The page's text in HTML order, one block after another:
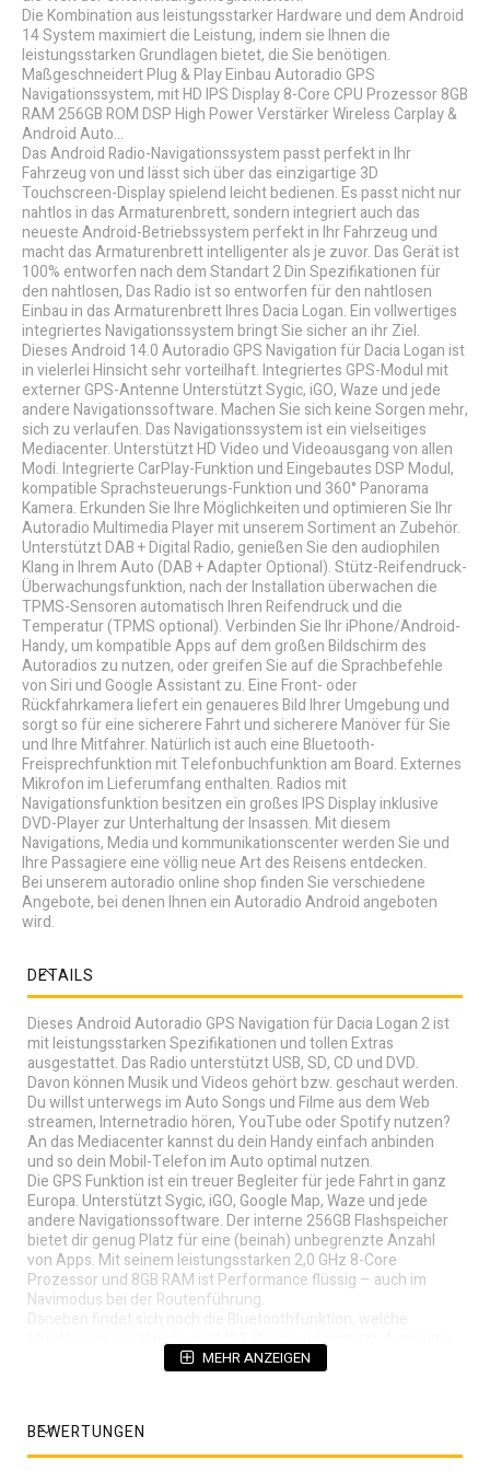
Die Kombination aus leistungsstarker Hardware und dem Android
14 System maximiert die Leistung, indem sie Ihnen die
leistungsstarken Grundlagen bietet, die Sie benötigen.
Maßgeschneidert Plug & Play Einbau Autoradio GPS
Navigationssystem, mit HD IPS Display 8-Core CPU Prozessor 8GB
RAM 256GB ROM DSP High Power Verstärker Wireless Carplay &
Android Auto...
Das Android Radio-Navigationssystem passt perfekt in Ihr
Fahrzeug von und lässt sich über das einzigartige 3D
Touchscreen-Display spielend leicht bedienen. Es passt nicht nur
nahtlos in das Armaturenbrett, sondern integriert auch das
neueste Android-Betriebssystem perfekt in Ihr Fahrzeug und
macht das Armaturenbrett intelligenter als je zuvor. Das Gerät ist
100% entworfen nach dem Standart 2 Din Spezifikationen für
den nahtlosen, Das Radio ist so entworfen für den nahtlosen
Einbau in das Armaturenbrett Ihres Dacia Logan. Ein vollwertiges
integriertes Navigationssystem bringt Sie sicher an ihr Ziel.
Dieses Android 14.0 Autoradio GPS Navigation für Dacia Logan ist
in vielerlei Hinsicht sehr vorteilhaft. Integriertes GPS-Modul mit
externer GPS-Antenne Unterstützt Sygic, iGO, Waze und jede
andere Navigationssoftware. Machen Sie sich keine Sorgen mehr,
sich zu verlaufen. Das Navigationssystem ist ein vielseitiges
Mediacenter. Unterstützt HD Video und Videoausgang von allen
Modi. Integrierte CarPlay-Funktion und Eingebautes DSP Modul,
kompatible Sprachsteuerungs-Funktion und 360° Panorama
Kamera. Erkunden Sie Ihre Möglichkeiten und optimieren Sie Ihr
Autoradio Multimedia Player mit unserem Sortiment an Zubehör.
Unterstützt DAB + Digital Radio, genießen Sie den audiophilen
Klang in Ihrem Auto (DAB + Adapter Optional). Stütz-Reifendruck-
Überwachungsfunktion, nach der Installation überwachen die
TPMS-Sensoren automatisch Ihren Reifendruck und die
Temperatur (TPMS optional). Verbinden Sie Ihr iPhone/Android-
Handy, um kompatible Apps auf dem großen Bildschirm des
Autoradios zu nutzen, oder greifen Sie auf die Sprachbefehle
von Siri und Google Assistant zu. Eine Front- oder
Rückfahrkamera liefert ein genaueres Bild Ihrer Umgebung und
sorgt so für eine sicherere Fahrt und sicherere Manöver für Sie
und Ihre Mitfahrer. Natürlich ist auch eine Bluetooth-
Freisprechfunktion mit Telefonbuchfunktion am Board. Externes
Mikrofon im Lieferumfang enthalten. Radios mit
Navigationsfunktion besitzen ein großes IPS Display inklusive
DVD-Player zur Unterhaltung der Insassen. Mit diesem
Navigations, Media und kommunikationscenter werden Sie und
Ihre Passagiere eine völlig neue Art des Reisens entdecken.
Bei unserem autoradio online shop finden Sie verschiedene
Angebote, bei denen Ihnen ein Autoradio Android angeboten
wird.
DETAILS
Dieses Android Autoradio GPS Navigation für Dacia Logan 2 ist
mit leistungsstarken Spezifikationen und tollen Extras
ausgestattet. Das Radio unterstützt USB, SD, CD und DVD.
Davon können Musik und Videos gehört bzw. geschaut werden.
Du willst unterwegs im Auto Songs und Filme aus dem Web
streamen, Internetradio hören, YouTube oder Spotify nutzen?
An das Mediacenter kannst du dein Handy einfach anbinden
und so dein Mobil-Telefon im Auto optimal nutzen.
Die GPS Funktion ist ein treuer Begleiter für jede Fahrt in ganz
Europa. Unterstützt Sygic, iGO, Google Map, Waze und jede
andere Navigationssoftware. Der interne 256GB Flashspeicher
bietet dir genug Platz für eine (beinah) unbegrenzte Anzahl
von Apps. Mit seinem leistungsstarken 2,0 GHz 8-Core
Prozessor und 8GB RAM ist Performance flüssig – auch im
Navimodus bei der Routenführung.
Daneben findet sich noch die Bluetoothfunktion, welche
Musikhören von Handy und MP3-Player unterstützt. Autoradio
mit integrierter WiFi-Funktion und 4G-LTE-Funktion, ermöglicht
dir einen mobilen Webzugang und Zugriff auf YouTube,
externen DAB + Empfänger (Sie können es durch Touch Screen
bedienen). Stützen Sie externen 4G Dongle und CarPlay Modul.
MEHR ANZEIGEN
BEWERTUNGEN